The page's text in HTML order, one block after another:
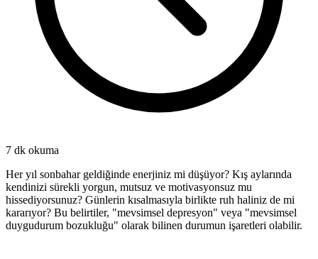
7 dk okuma
Her yıl sonbahar geldiğinde enerjiniz mi düşüyor? Kış aylarında
kendinizi sürekli yorgun, mutsuz ve motivasyonsuz mu
hissediyorsunuz? Günlerin kısalmasıyla birlikte ruh haliniz de mi
kararıyor? Bu belirtiler, "mevsimsel depresyon" veya "mevsimsel
duygudurum bozukluğu" olarak bilinen durumun işaretleri olabilir.